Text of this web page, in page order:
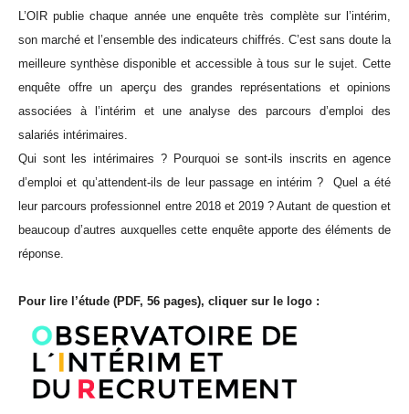
L’OIR publie chaque année une enquête très complète sur l’intérim,
son marché et l’ensemble des indicateurs chiffrés. C’est sans doute la
meilleure synthèse disponible et accessible à tous sur le sujet. Cette
enquête offre un aperçu des grandes représentations et opinions
associées à l’intérim et une analyse des parcours d’emploi des
salariés intérimaires.
Qui sont les intérimaires ? Pourquoi se sont-ils inscrits en agence
d’emploi et qu’attendent-ils de leur passage en intérim ? Quel a été
leur parcours professionnel entre 2018 et 2019 ? Autant de question et
beaucoup d’autres auxquelles cette enquête apporte des éléments de
réponse.
Pour lire l’étude (PDF, 56 pages), cliquer sur le logo :